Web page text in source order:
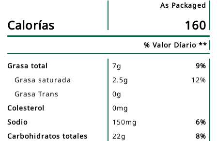
Tabla
nutricional
nutriente
As Packaged
Calorías 160
% Valor Díario **
Grasa total 7g
9%
Grasa saturada
2.5g
12%
Grasa Trans
0g
Colesterol
0mg
Sodio
150mg
6%
Carbohidratos totales
22g
8%